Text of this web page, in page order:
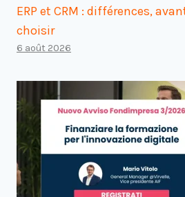
ERP et CRM : différences,
choisir
6 août 2026